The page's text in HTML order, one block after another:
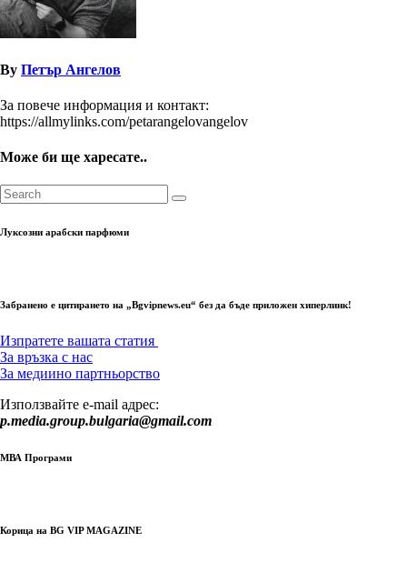
By Петър Ангелов
За повече информация и контакт:
https://allmylinks.com/petarangelovangelov
Може би ще харесате..
Луксозни арабски парфюми
Забранено е цитирането на „Bgvipnews.eu“ без да бъде приложен хиперлинк!
Изпратете вашата статия
За връзка с нас
За медиино партньорство
Използвайте e-mail адрес:
p.media.group.bulgaria@gmail.com
МВА Програми
Корица на BG VIP MAGAZINE